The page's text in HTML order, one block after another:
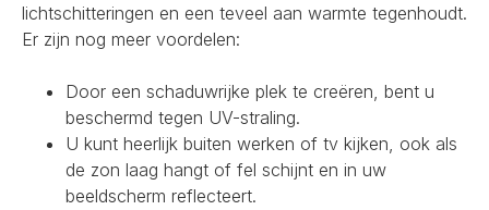
lichtschitteringen en een teveel aan warmte tegenhoudt.
Er zijn nog meer voordelen:
Door een schaduwrijke plek te creëren, bent u
beschermd tegen UV-straling.
U kunt heerlijk buiten werken of tv kijken, ook als
de zon laag hangt of fel schijnt en in uw
beeldscherm reflecteert.